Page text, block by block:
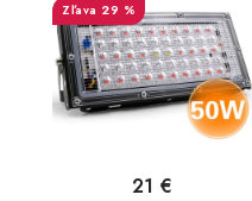
29 %
21 €